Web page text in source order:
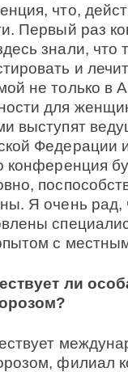
что,
Первый раз
знали, что
и
не только в
для
выступят
Федерации
конференция
Я очень рад,
с
ли
филиал